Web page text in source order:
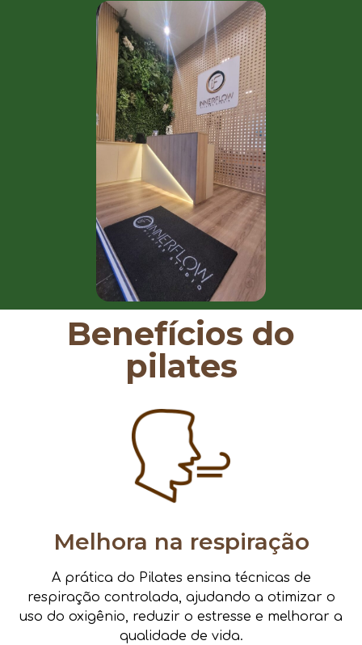
Benefícios do
pilates
Melhora na respiração
A prática do Pilates ensina técnicas de
respiração controlada, ajudando a otimizar o
uso do oxigênio, reduzir o estresse e melhorar a
qualidade de vida.